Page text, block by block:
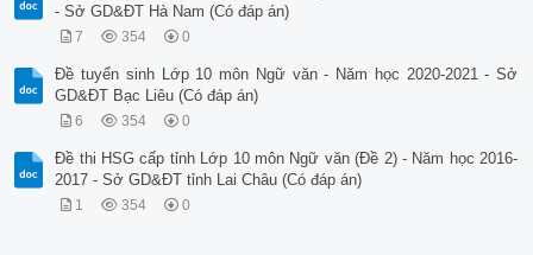
- Sở GD&ĐT Hà Nam (Có đáp án)
7 354 0
Đề tuyển sinh Lớp 10 môn Ngữ văn - Năm học 2020-2021 - Sở
GD&ĐT Bạc Liêu (Có đáp án)
6 354 0
Đề thi HSG cấp tỉnh Lớp 10 môn Ngữ văn (Đề 2) - Năm học 2016-
2017 - Sở GD&ĐT tỉnh Lai Châu (Có đáp án)
1 354 0